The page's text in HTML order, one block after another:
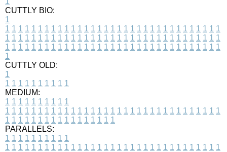
CUTTLY BIO:
1
1 1 1 1 1 1 1 1 1 1 1 1 1 1 1 1 1 1 1 1 1 1 1 1 1 1 1 1 1 1 1 1 1
1 1 1 1 1 1 1 1 1 1 1 1 1 1 1 1 1 1 1 1 1 1 1 1 1 1 1 1 1 1 1 1 1
1 1 1 1 1 1 1 1 1 1 1 1 1 1 1 1 1 1 1 1 1 1 1 1 1 1 1 1 1 1 1 1 1
1
CUTTLY OLD:
1
1 1 1 1 1 1 1 1 1 1
MEDIUM:
1 1 1 1 1 1 1 1 1 1
1 1 1 1 1 1 1 1 1 1 1 1 1 1 1 1 1 1 1 1 1 1 1 1 1 1 1 1 1 1 1 1 1
1 1 1 1 1 1 1 1 1 1 1 1 1 1 1 1 1
PARALLELS:
1 1 1 1 1 1 1 1 1 1
1 1 1 1 1 1 1 1 1 1 1 1 1 1 1 1 1 1 1 1 1 1 1 1 1 1 1 1 1 1 1 1 1